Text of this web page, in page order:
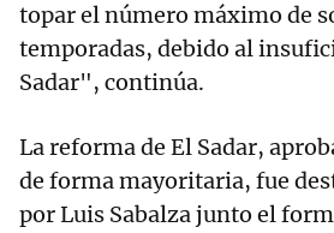
topar el número máximo de
temporadas, debido al
Sadar", continúa.
La reforma de El Sadar,
de forma mayoritaria, fue
por Luis Sabalza junto el